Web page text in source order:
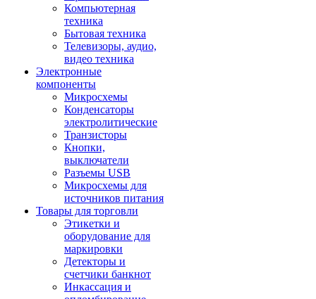
Компьютерная
техника
Бытовая техника
Телевизоры, аудио,
видео техника
Электронные
компоненты
Микросхемы
Конденсаторы
электролитические
Транзисторы
Кнопки,
выключатели
Разъемы USB
Микросхемы для
источников питания
Товары для торговли
Этикетки и
оборудование для
маркировки
Детекторы и
счетчики банкнот
Инкассация и